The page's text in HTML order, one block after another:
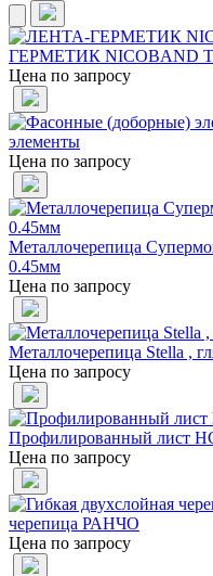
ГЕРМЕТИК NICOBAND
Цена по запросу
элементы
Цена по запросу
Металлочерепица
0.45мм
Цена по запросу
Металлочерепица Stella ,
Цена по запросу
Профилированный лист
Цена по запросу
черепица РАНЧО
Цена по запросу